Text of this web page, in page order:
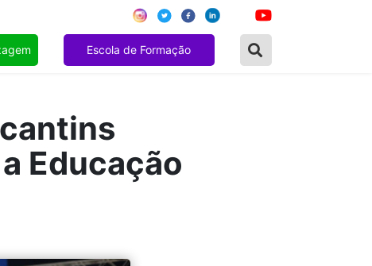
Escola de Formação
Educação